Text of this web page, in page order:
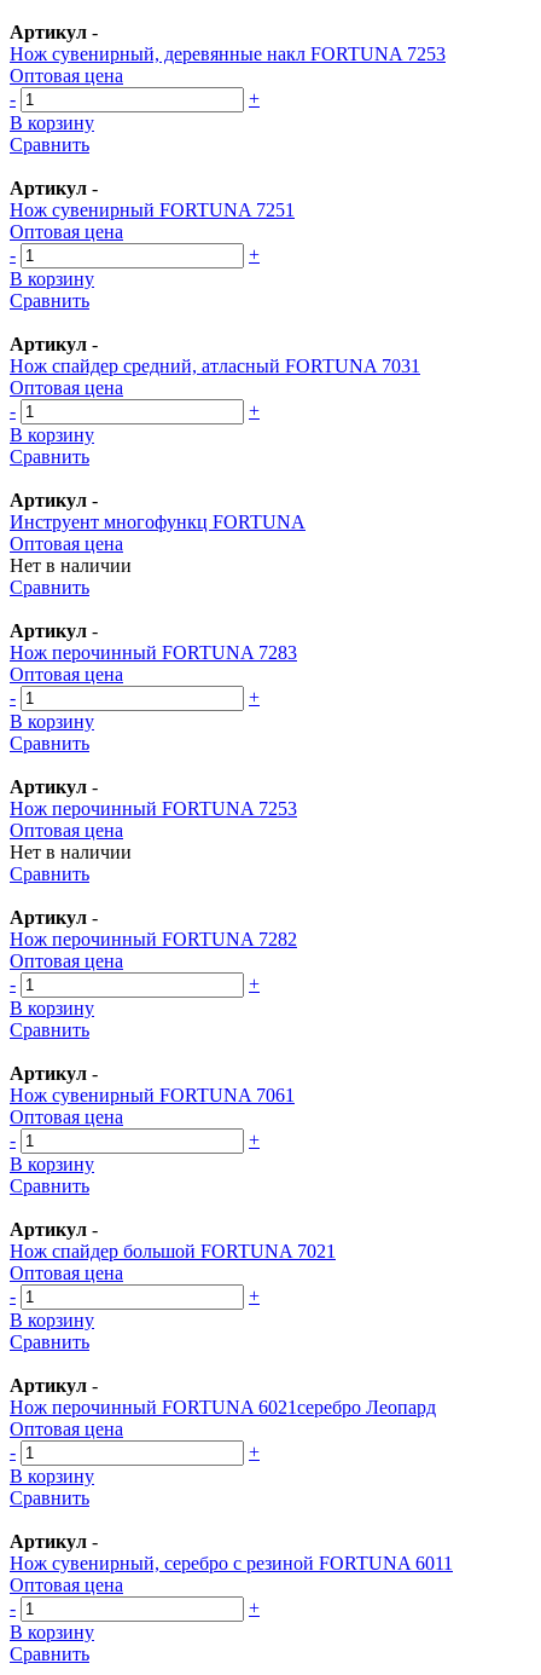
Артикул -
Нож сувенирный, деревянные накл FORTUNA 7253
Оптовая цена
-
+
В корзину
Сравнить
Артикул -
Нож сувенирный FORTUNA 7251
Оптовая цена
-
+
В корзину
Сравнить
Артикул -
Нож спайдер средний, атласный FORTUNA 7031
Оптовая цена
-
+
В корзину
Сравнить
Артикул -
Инструент многофункц FORTUNA
Оптовая цена
Нет в наличии
Сравнить
Артикул -
Нож перочинный FORTUNA 7283
Оптовая цена
-
+
В корзину
Сравнить
Артикул -
Нож перочинный FORTUNA 7253
Оптовая цена
Нет в наличии
Сравнить
Артикул -
Нож перочинный FORTUNA 7282
Оптовая цена
-
+
В корзину
Сравнить
Артикул -
Нож сувенирный FORTUNA 7061
Оптовая цена
-
+
В корзину
Сравнить
Артикул -
Нож спайдер большой FORTUNA 7021
Оптовая цена
-
+
В корзину
Сравнить
Артикул -
Нож перочинный FORTUNA 6021серебро Леопард
Оптовая цена
-
+
В корзину
Сравнить
Артикул -
Нож сувенирный, серебро с резиной FORTUNA 6011
Оптовая цена
-
+
В корзину
Сравнить